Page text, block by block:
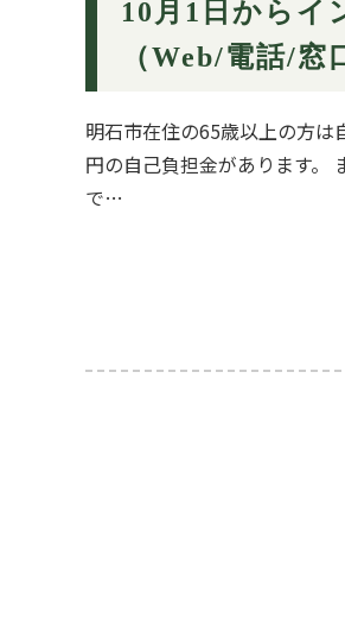
10月1日からイ
（Web/電話/窓
明石市在住の65歳以上の方は
円の自己負担金があります。
で…